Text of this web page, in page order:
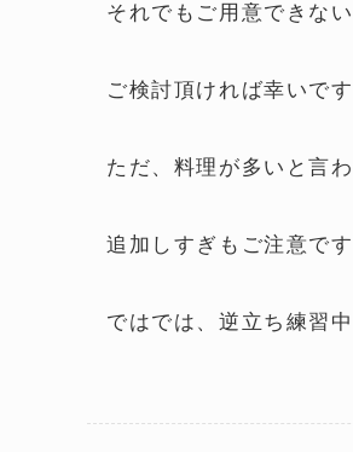
それでもご用意できな
ご検討頂ければ幸いです
ただ、料理が多いと言
追加しすぎもご注意で
ではでは、逆立ち練習